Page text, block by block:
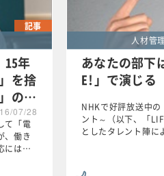
記事
年
を捨
の…
07/28
て「電
、働き
には…
人材管
あなたの部下
E!」で演じる
NHKで好評放送中
ント～（以下、「
としたタレント陣